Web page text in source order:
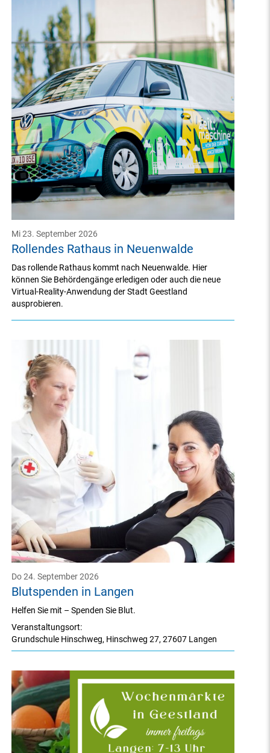
Rollendes Rathaus in Neuenwalde
Mi 23. September 2026
Das rollende Rathaus kommt nach Neuenwalde. Hier
können Sie Behördengänge erledigen oder auch die neue
Virtual-Reality-Anwendung der Stadt Geestland
ausprobieren.
Blutspenden in Langen
Do 24. September 2026
Veranstaltungsort:
Grundschule Hinschweg, Hinschweg 27,27607 Langen
Helfen Sie mit – Spenden Sie Blut.